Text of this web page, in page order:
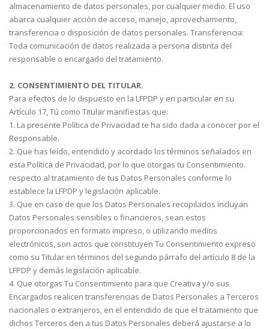
almacenamiento de datos personales, por cualquier medio. El uso
abarca cualquier acción de acceso, manejo, aprovechamiento,
transferencia o disposición de datos personales. Transferencia:
Toda comunicación de datos realizada a persona distinta del
responsable o encargado del tratamiento.
2. CONSENTIMIENTO DEL TITULAR.
Para efectos de lo dispuesto en la LFPDP y en particular en su
Artículo 17, Tú como Titular manifiestas que:
1. La presente Política de Privacidad te ha sido dada a conocer por el
Responsable.
2. Que has leído, entendido y acordado los términos señalados en
esta Política de Privacidad, por lo que otorgas tu Consentimiento
respecto al tratamiento de tus Datos Personales conforme lo
establece la LFPDP y legislación aplicable.
3. Que en caso de que los Datos Personales recopilados incluyan
Datos Personales sensibles o financieros, sean estos
proporcionados en formato impreso, o utilizando medios
electrónicos, son actos que constituyen Tu Consentimiento expreso
como su Titular en términos del segundo párrafo del artículo 8 de la
LFPDP y demás legislación aplicable.
4. Que otorgas Tu Consentimiento para que Creativa y/o sus
Encargados realicen transferencias de Datos Personales a Terceros
nacionales o extranjeros, en el entendido de que el tratamiento que
dichos Terceros den a tus Datos Personales deberá ajustarse a lo